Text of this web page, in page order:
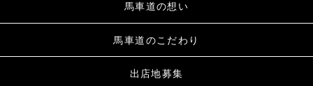
馬車道の想い
馬車道のこだわり
出店地募集